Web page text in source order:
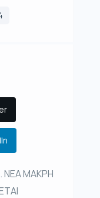
ΝΕΑ ΜΑΚΡΗ